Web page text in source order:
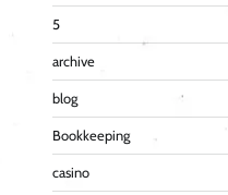
5
archive
blog
Bookkeeping
casino